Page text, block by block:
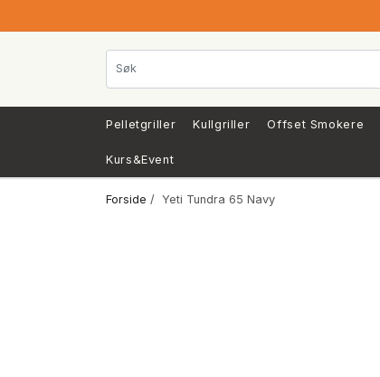
Pelletgriller Kullgriller Offset Smokere
Kurs&Event
Forside / Yeti Tundra 65 Navy